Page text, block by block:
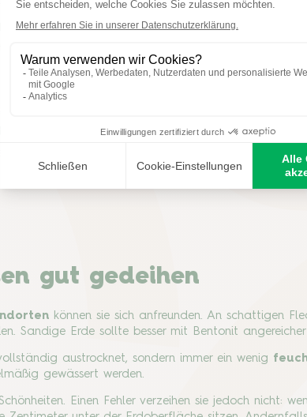
In Sachen Schönheit kann sie ihnen aber auf
über Gelb, Apricot und Zartrosa bis zu Dunkelrot.
Öffnen die Pfingstrosen ihre Blüten,
Während Letztere strauchartig wachsen und im Alter
treiben sie im Frühjahr aus ihren knollenartigen
aus beiden Gruppen. Diese Hybride hat
gut gedeihen
können sie sich anfreunden. An schattigen
Sandige Erde sollte besser mit Bentonit
austrocknet, sondern immer ein wenig
gewässert werden.
Einen Fehler verzeihen sie jedoch nicht: